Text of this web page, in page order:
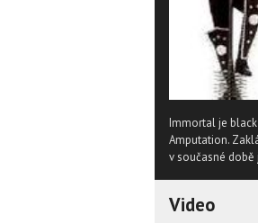
Immortal je
Amputation.
v současné době
Video